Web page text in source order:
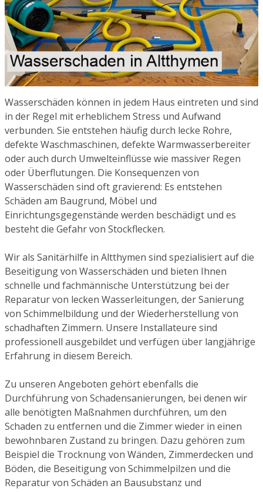
Wasserschäden können in jedem Haus eintreten und sind
in der Regel mit erheblichem Stress und Aufwand
verbunden. Sie entstehen häufig durch lecke Rohre,
defekte Waschmaschinen, defekte Warmwasserbereiter
oder auch durch Umwelteinflüsse wie massiver Regen
oder Überflutungen. Die Konsequenzen von
Wasserschäden sind oft gravierend: Es entstehen
Schäden am Baugrund, Möbel und
Einrichtungsgegenstände werden beschädigt und es
besteht die Gefahr von Stockflecken.
Wir als Sanitärhilfe in Altthymen sind spezialisiert auf die
Beseitigung von Wasserschäden und bieten Ihnen
schnelle und fachmännische Unterstützung bei der
Reparatur von lecken Wasserleitungen, der Sanierung
von Schimmelbildung und der Wiederherstellung von
schadhaften Zimmern. Unsere Installateure sind
professionell ausgebildet und verfügen über langjährige
Erfahrung in diesem Bereich.
Zu unseren Angeboten gehört ebenfalls die
Durchführung von Schadensanierungen, bei denen wir
alle benötigten Maßnahmen durchführen, um den
Schaden zu entfernen und die Zimmer wieder in einen
bewohnbaren Zustand zu bringen. Dazu gehören zum
Beispiel die Trocknung von Wänden, Zimmerdecken und
Böden, die Beseitigung von Schimmelpilzen und die
Reparatur von Schäden an Bausubstanz und